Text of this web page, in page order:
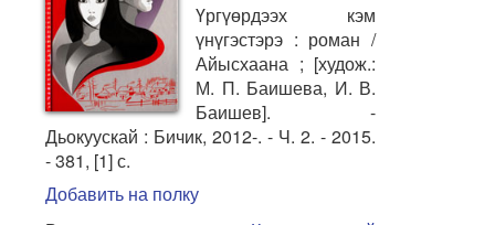
Үргүөрдээх кэм
үнүгэстэрэ : роман /
Айысхаана ; [худож.:
М. П. Баишева, И. В.
Баишев]. -
Дьокуускай : Бичик, 2012-. - Ч. 2. - 2015.
- 381, [1] с.
Добавить на полку